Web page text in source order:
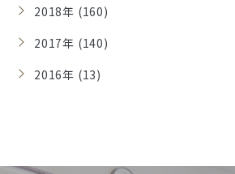
2018年 (160)
2017年 (140)
2016年 (13)